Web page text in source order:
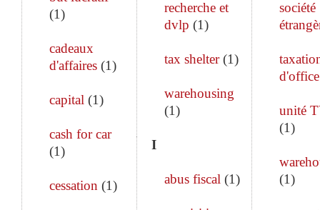
(1)
cadeaux
d'affaires (1)
capital (1)
cash for car
(1)
cessation (1)
recherche et
dvlp (1)
tax shelter(1)
warehousing
(1)
I
abus fiscal (1)
société
d'office
unité
(1)
(1)